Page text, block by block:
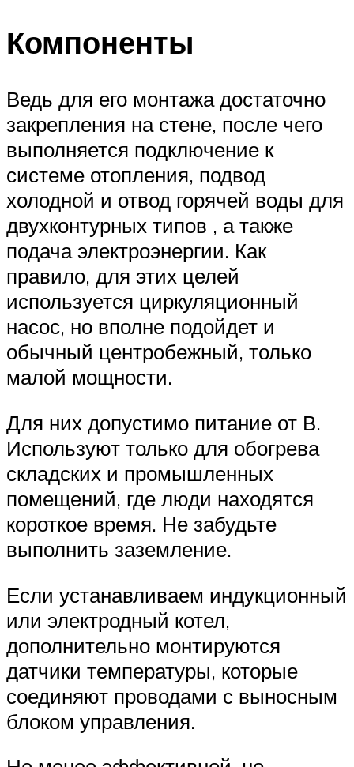
Компоненты
Ведь для его монтажа достаточно
закрепления на стене, после чего
выполняется подключение к
системе отопления, подвод
холодной и отвод горячей воды для
двухконтурных типов , а также
подача электроэнергии. Как
правило, для этих целей
используется циркуляционный
насос, но вполне подойдет и
обычный центробежный, только
малой мощности.
Для них допустимо питание от В.
Используют только для обогрева
складских и промышленных
помещений, где люди находятся
короткое время. Не забудьте
выполнить заземление.
Если устанавливаем индукционный
или электродный котел,
дополнительно монтируются
датчики температуры, которые
соединяют проводами с выносным
блоком управления.